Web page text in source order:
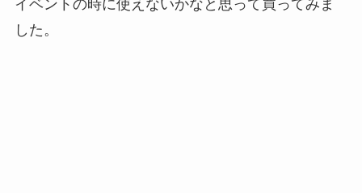
イベントの時に使えないかなと思って買ってみま
した。